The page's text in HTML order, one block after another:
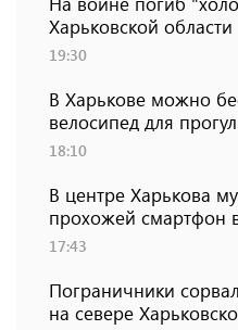
Харьковской области
19:30
В Харькове можно
велосипед для
18:10
В центре Харькова
прохожей смартфон
17:43
Пограничники
на севере